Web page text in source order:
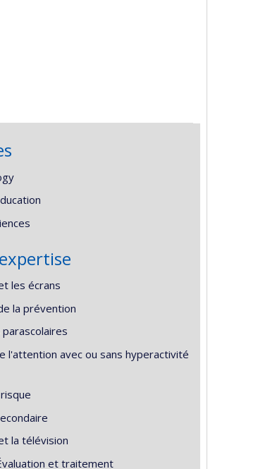
les écrans
la prévention
l'attention avec ou sans hyperactivité
la télévision
et traitement